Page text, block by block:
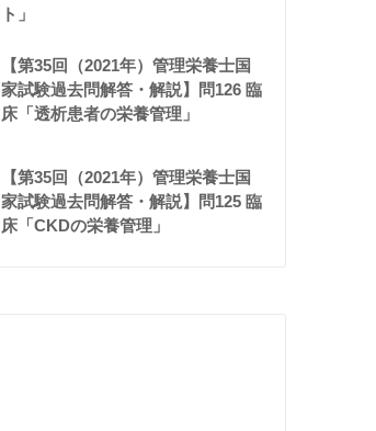
ト」
【第35回（2021年）管理栄養士国
家試験過去問解答・解説】問126 臨
床「透析患者の栄養管理」
【第35回（2021年）管理栄養士国
家試験過去問解答・解説】問125 臨
床「CKDの栄養管理」